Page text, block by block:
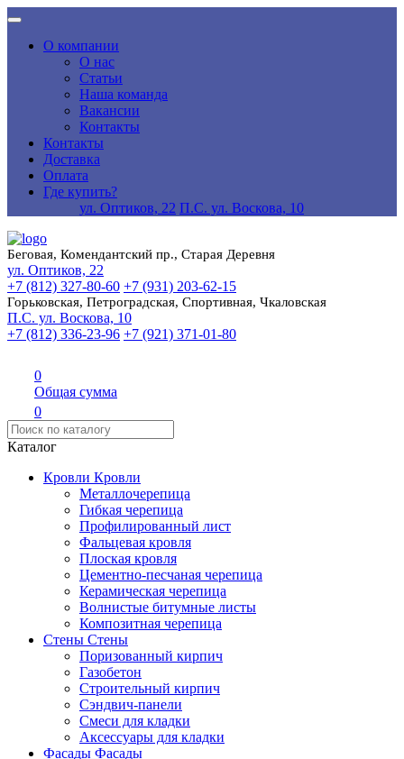
О компании
О нас
Статьи
Наша команда
Вакансии
Контакты
Контакты
Доставка
Оплата
Где купить?
ул. Оптиков, 22 П.С. ул. Воскова, 10
Беговая, Комендантский пр., Старая Деревня
ул. Оптиков, 22
+7 (812) 327-80-60 +7 (931) 203-62-15
Горьковская, Петроградская, Спортивная, Чкаловская
П.С. ул. Воскова, 10
+7 (812) 336-23-96 +7 (921) 371-01-80
0
Общая сумма
0
Каталог
Кровли Кровли
Металлочерепица
Гибкая черепица
Профилированный лист
Фальцевая кровля
Плоская кровля
Цементно-песчаная черепица
Керамическая черепица
Волнистые битумные листы
Композитная черепица
Стены Стены
Поризованный кирпич
Газобетон
Строительный кирпич
Сэндвич-панели
Смеси для кладки
Аксессуары для кладки
Фасады Фасады